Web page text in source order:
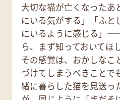
大切な猫が亡くなったあ
にいる気がする」「ふと
にいるように感じる」
ら、まず知っておいてほ
その感覚は、おかしなこ
づけてしまうべきことで
緒に暮らした猫を見送っ